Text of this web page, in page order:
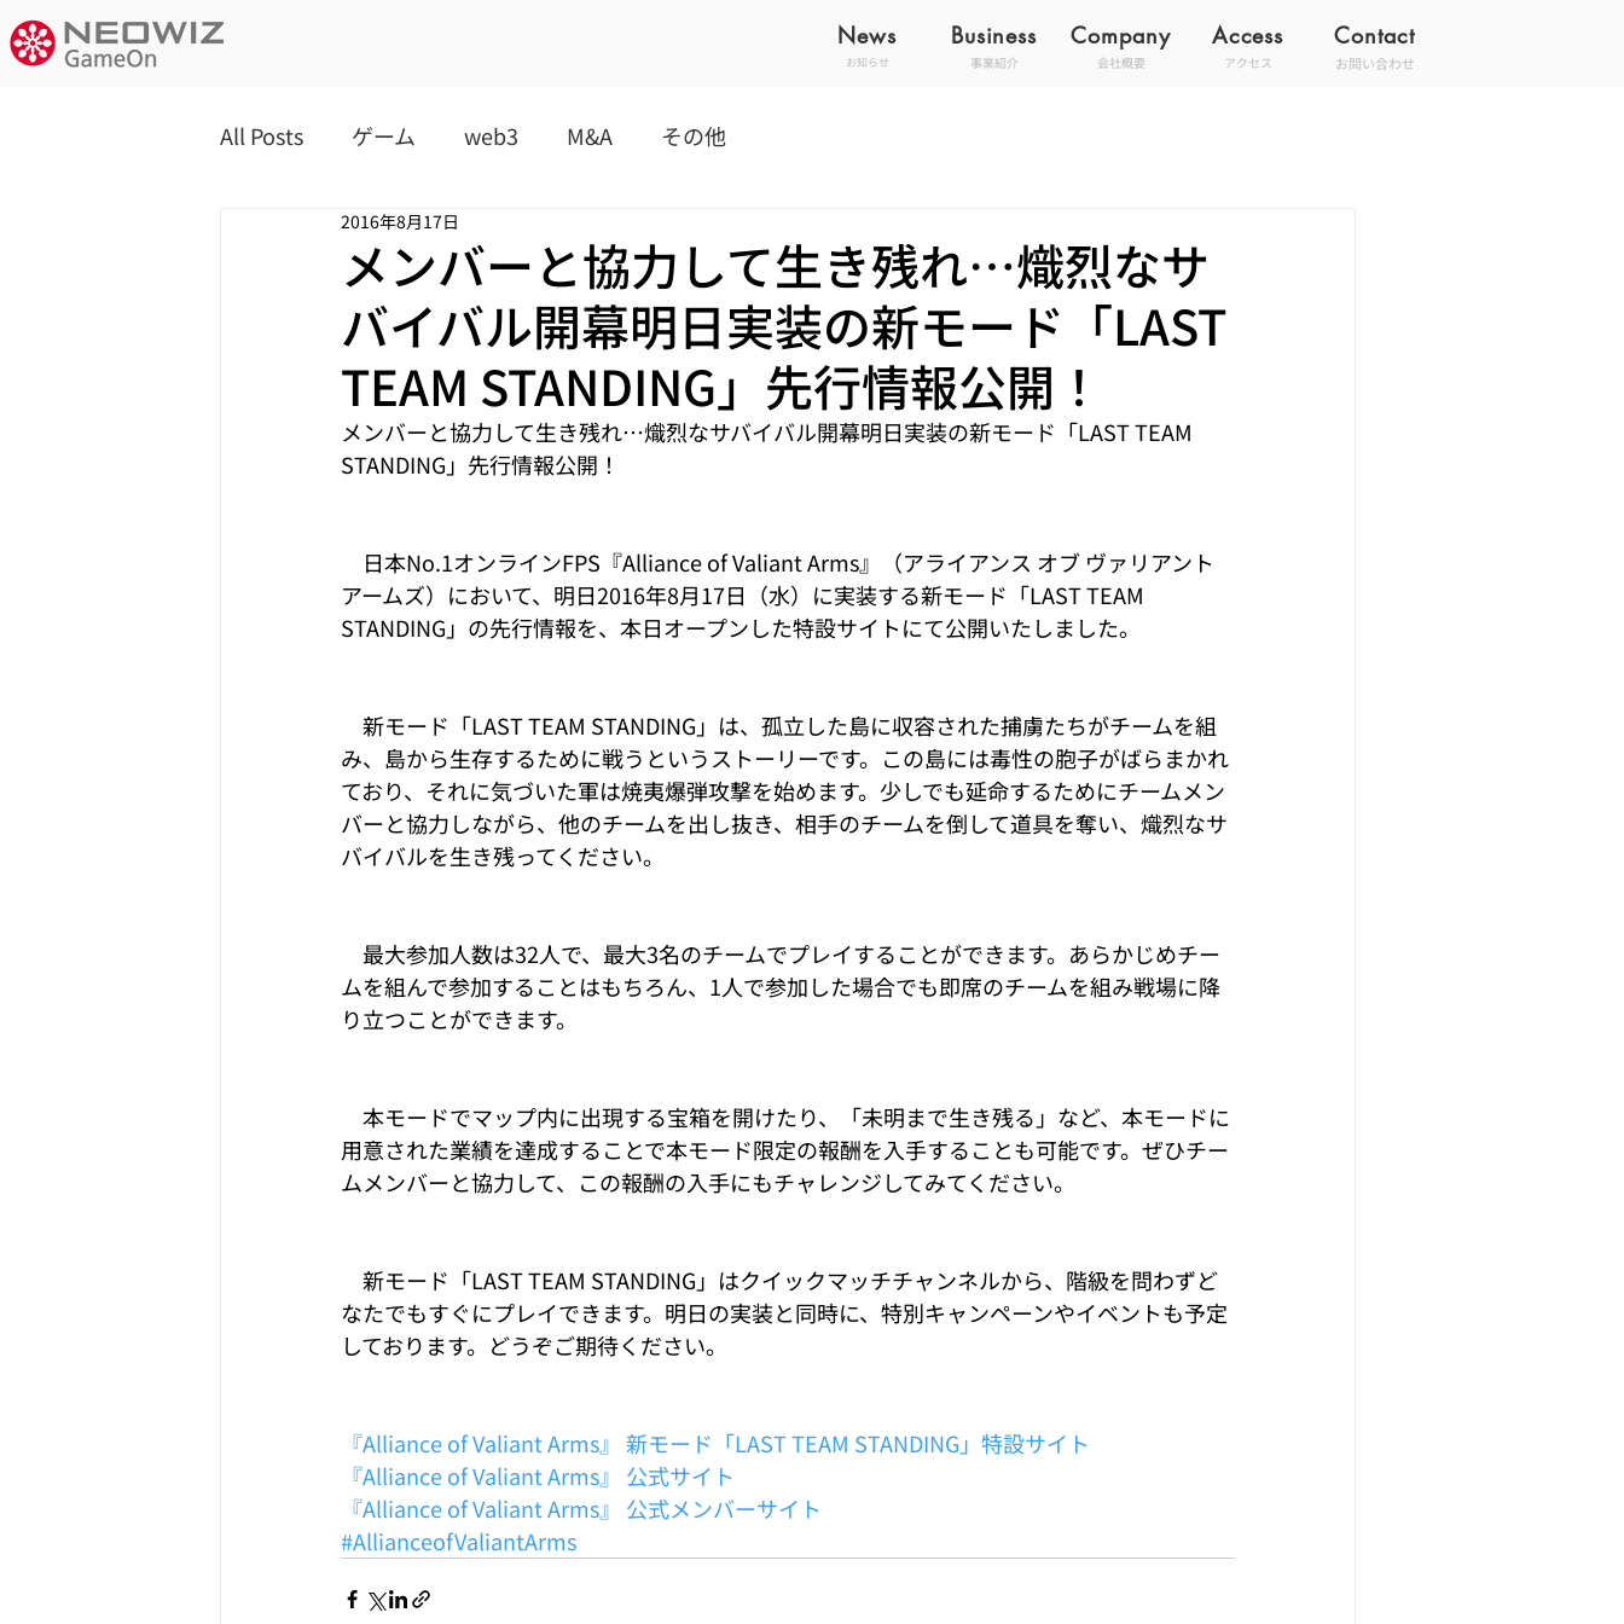
News Business
お知らせ 事業紹介
Access Contact
アクセス お問い合わせ
Company
会社概要
All Posts ゲーム web3 M&A その他
メンバーと協力して生き残れ…熾烈なサ
バイバル開幕明日実装の新モード「LAST
TEAM STANDING」先行情報公開！
2016年8月17日
メンバーと協力して生き残れ…熾烈なサバイバル開幕明日実装の新モード「LAST TEAM
STANDING」先行情報公開！
日本No.1オンラインFPS『Alliance of Valiant Arms』（アライアンス オブ ヴァリアント
アームズ）において、明日2016年8月17日（水）に実装する新モード「LAST TEAM
STANDING」の先行情報を、本日オープンした特設サイトにて公開いたしました。
新モード「LAST TEAM STANDING」は、孤立した島に収容された捕虜たちがチームを組
み、島から生存するために戦うというストーリーです。この島には毒性の胞子がばらまかれ
ており、それに気づいた軍は焼夷爆弾攻撃を始めます。少しでも延命するためにチームメン
バーと協力しながら、他のチームを出し抜き、相手のチームを倒して道具を奪い、熾烈なサ
バイバルを生き残ってください。
最大参加人数は32人で、最大3名のチームでプレイすることができます。あらかじめチー
ムを組んで参加することはもちろん、1人で参加した場合でも即席のチームを組み戦場に降
り立つことができます。
本モードでマップ内に出現する宝箱を開けたり、「未明まで生き残る」など、本モードに
用意された業績を達成することで本モード限定の報酬を入手することも可能です。ぜひチー
ムメンバーと協力して、この報酬の入手にもチャレンジしてみてください。
新モード「LAST TEAM STANDING」はクイックマッチチャンネルから、階級を問わずど
なたでもすぐにプレイできます。明日の実装と同時に、特別キャンペーンやイベントも予定
しております。どうぞご期待ください。
『Alliance of Valiant Arms』 新モード「LAST TEAM STANDING」特設サイト
『Alliance of Valiant Arms』 公式サイト
『Alliance of Valiant Arms』 公式メンバーサイト
#AllianceofValiantArms